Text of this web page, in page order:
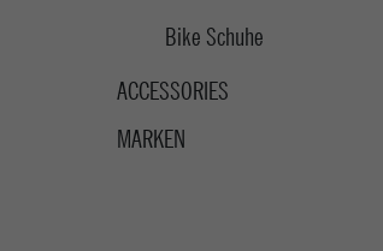
Bike Schuhe
ACCESSORIES
MARKEN